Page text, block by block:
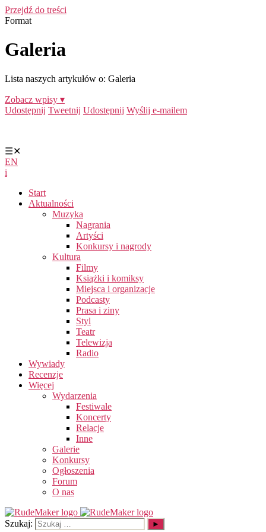
Przejdź do treści
Format
Galeria
Lista naszych artykułów o: Galeria
Zobacz wpisy ▾
Udostępnij Tweetnij Udostępnij Wyślij e-mailem
☰✕
EN
i
Start
Aktualności
Muzyka
Nagrania
Artyści
Konkursy i nagrody
Kultura
Filmy
Książki i komiksy
Miejsca i organizacje
Podcasty
Prasa i ziny
Styl
Teatr
Telewizja
Radio
Wywiady
Recenzje
Więcej
Wydarzenia
Festiwale
Koncerty
Relacje
Inne
Galerie
Konkursy
Ogłoszenia
Forum
O nas
Szukaj: